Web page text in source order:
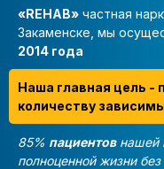
«REHAB» частная
Закаменске, мы
2014 года
Наша главная цель -
количеству
85% пациентовнашей
полноценной жизни